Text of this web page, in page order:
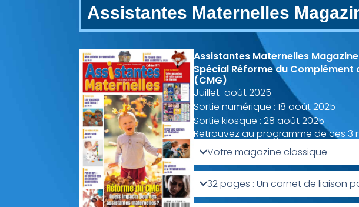
Assistantes Maternelles
Assistantes Maternelles
Spécial Réforme du
(CMG)
Juillet-août 2025
Sortie numérique : 18 août 2025
Sortie kiosque : 28 août 2025
Retrouvez au programme de ces 3
Votre magazine classique
32 pages : Un carnet de liaison